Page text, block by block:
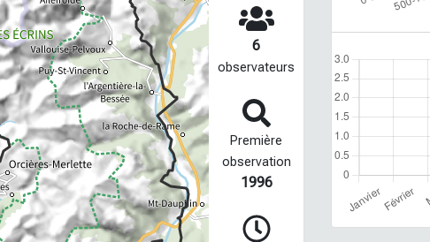
6
observateurs
Première
observation
1996